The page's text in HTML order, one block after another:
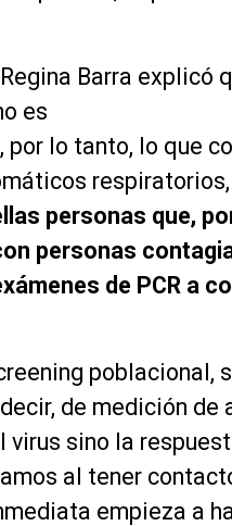
Barra explicó
es
por lo tanto, lo que
respiratorios
personas que,
personas
de PCR a
poblacional,
de medición de
sino la
al tener
empieza a